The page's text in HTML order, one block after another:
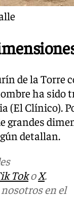
de la
ha
(El Clínico).
grandes
detallan.
TokoX.
nosotros en el